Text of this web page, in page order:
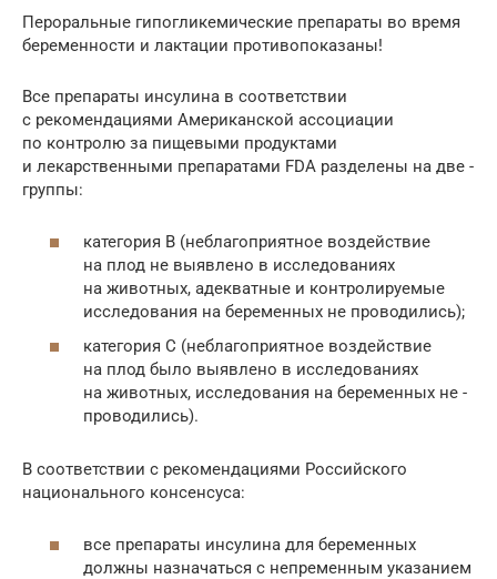
Пероральные гипогликемические препараты во время
беременности и лактации ­противопоказаны!
Все препараты инсулина в соответствии
с рекомендациями Американской ассоциации
по контролю за пищевыми продуктами
и лекарственными препаратами FDA разделены на две ­
группы:
категория В (неблагоприятное воздействие
на плод не выявлено в исследованиях
на животных, адекватные и контролируемые
исследования на беременных не ­проводились);
категория С (неблагоприятное воздействие
на плод было выявлено в исследованиях
на животных, исследования на беременных не ­
проводились).
В соответствии с рекомендациями Российского
национального ­консенсуса:
все препараты инсулина для беременных
должны назначаться с непременным указанием